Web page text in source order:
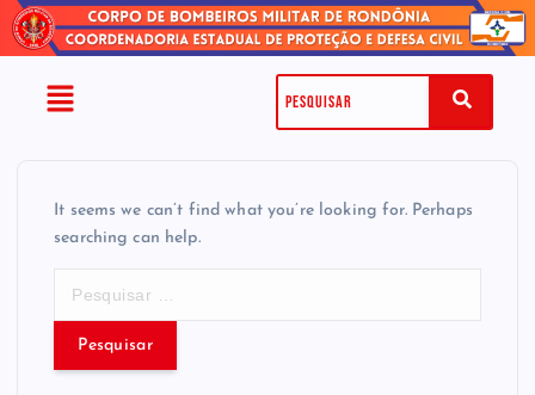
It seems we can’t find what you’re looking for. Perhaps
searching can help.